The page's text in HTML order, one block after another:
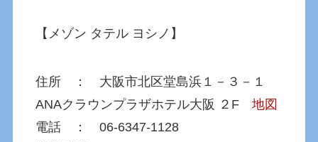
【メゾン タテル ヨシノ】
住所 ： 大阪市北区堂島浜１－３－１
ANAクラウンプラザホテル大阪 ２F地図
電話 ： 06-6347-1128